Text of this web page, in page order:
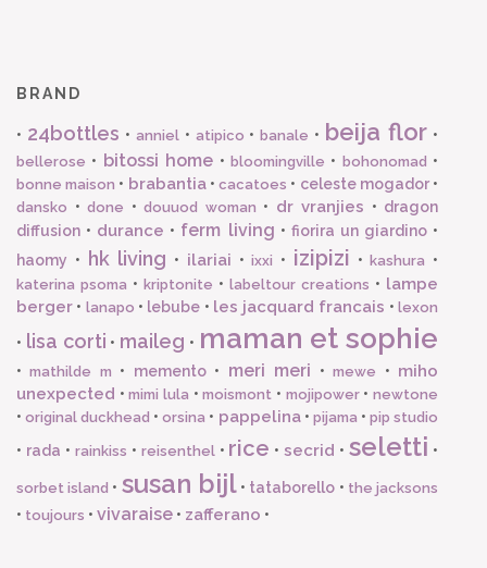
BRAND
• 24bottles • anniel• atipico •banale • beija flor •
bellerose • bitossi home • bloomingville • bohonomad •
bonne maison • brabantia•cacatoes • celeste mogador•
dansko • done • douuod woman • dr vranjies • dragon
diffusion • durance • ferm living • fiorira un giardino•
haomy • hk living • ilariai •ixxi • izipizi •kashura •
katerina psoma • kriptonite • labeltour creations • lampe
berger • lanapo • lebube • les jacquard francais •lexon
• lisa corti • maileg • maman et sophie
•mathilde m • memento• meri meri •mewe • miho
unexpected •mimi lula •moismont • mojipower•newtone
•original duckhead •orsina • pappelina• pijama • pip studio
• rada • rainkiss • reisenthel• rice •secrid •seletti •
sorbet island • susan bijl• tataborello • the jacksons
• toujours • vivaraise • zafferano •